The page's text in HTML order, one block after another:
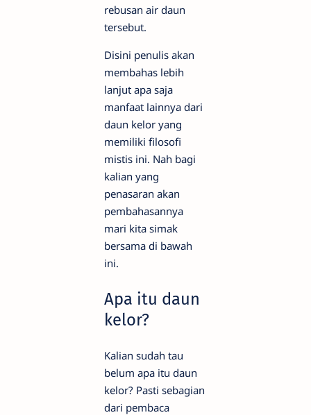
rebusan air daun
tersebut.
Disini penulis akan
membahas lebih
lanjut apa saja
manfaat lainnya dari
daun kelor yang
memiliki filosofi
mistis ini. Nah bagi
kalian yang
penasaran akan
pembahasannya
mari kita simak
bersama di bawah
ini.
Apa itu daun
kelor?
Kalian sudah tau
belum apa itu daun
kelor? Pasti sebagian
dari pembaca